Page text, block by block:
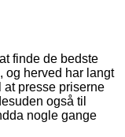
finde de bedste
og herved har langt
at presse priserne
også til
nogle gange